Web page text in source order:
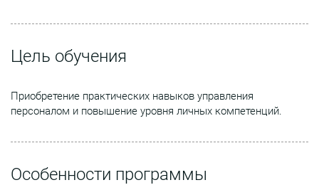
Цель обучения
Приобретение практических навыков управления
персоналом и повышение уровня личных компетенций.
Особенности программы